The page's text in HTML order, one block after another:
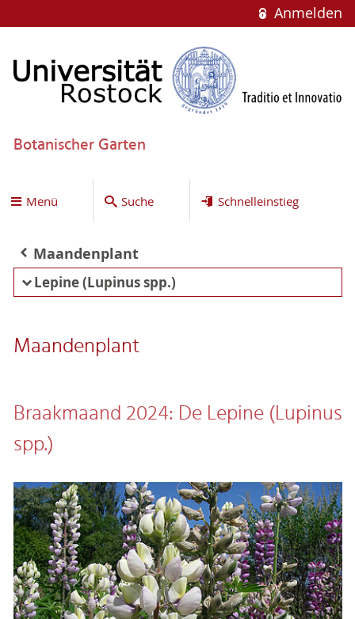
Anmelden
Botanischer Garten
Menü Suche Schnelleinstieg
Maandenplant
Lepine (Lupinus spp.)
Maandenplant
Braakmaand 2024: De Lepine (Lupinus
spp.)